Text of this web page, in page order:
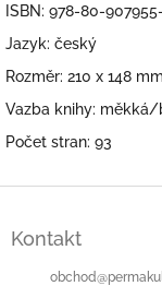
ISBN: 978-80-
Jazyk: český
Rozměr: 210 x 148 mm
Vazba knihy: měkká/
Počet stran: 93
Kontakt
obchod@